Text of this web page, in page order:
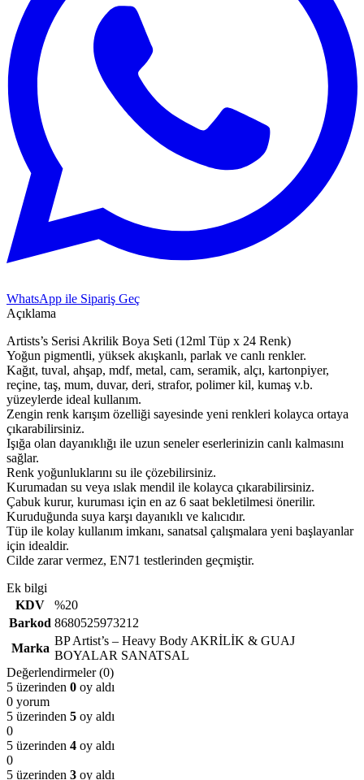
WhatsApp ile Sipariş Geç
Açıklama
Artists’s Serisi Akrilik Boya Seti (12ml Tüp x 24 Renk)
Yoğun pigmentli, yüksek akışkanlı, parlak ve canlı renkler.
Kağıt, tuval, ahşap, mdf, metal, cam, seramik, alçı, kartonpiyer,
reçine, taş, mum, duvar, deri, strafor, polimer kil, kumaş v.b.
yüzeylerde ideal kullanım.
Zengin renk karışım özelliği sayesinde yeni renkleri kolayca ortaya
çıkarabilirsiniz.
Işığa olan dayanıklığı ile uzun seneler eserlerinizin canlı kalmasını
sağlar.
Renk yoğunluklarını su ile çözebilirsiniz.
Kurumadan su veya ıslak mendil ile kolayca çıkarabilirsiniz.
Çabuk kurur, kuruması için en az 6 saat bekletilmesi önerilir.
Kuruduğunda suya karşı dayanıklı ve kalıcıdır.
Tüp ile kolay kullanım imkanı, sanatsal çalışmalara yeni başlayanlar
için idealdir.
Cilde zarar vermez, EN71 testlerinden geçmiştir.
Ek bilgi
KDV
%20
Barkod 8680525973212
Marka
BP Artist’s – Heavy Body AKRİLİK & GUAJ
BOYALAR SANATSAL
Değerlendirmeler (0)
5 üzerinden 0 oy aldı
0 yorum
5 üzerinden 5 oy aldı
0
5 üzerinden 4 oy aldı
0
5 üzerinden 3 oy aldı